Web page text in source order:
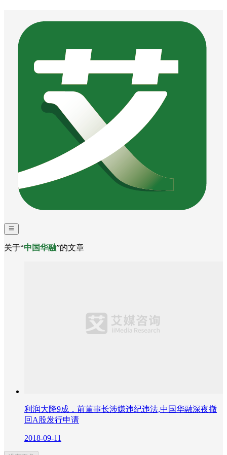
关于“中国华融”的文章
利润大降9成，前董事长涉嫌违纪违法,中国华融深夜撤
回A股发行申请
2018-09-11